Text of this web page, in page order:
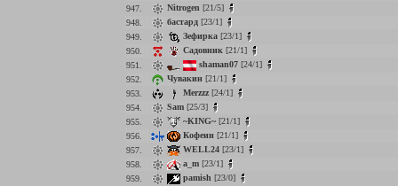
947.
Nitrogen [21/5]
948.
бастард [23/1]
949.
Зефирка [23/1]
950.
Садовник [21/1]
951.
shaman07 [24/1]
952.
Чувакин [21/1]
953.
Merzzz [24/1]
954.
Sam [25/3]
955.
~KING~ [21/1]
956.
Кофеин [21/1]
957.
WELL24 [23/1]
958.
a_m [23/1]
959.
pamish [23/0]